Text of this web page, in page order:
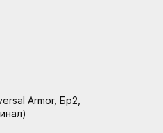
Armor, Бр2,